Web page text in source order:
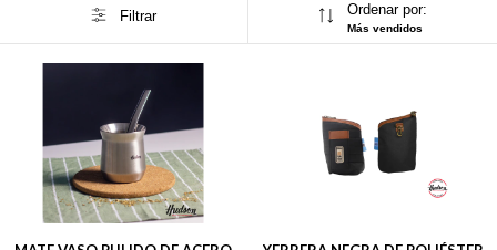
Filtrar Ordenar por:
Más vendidos